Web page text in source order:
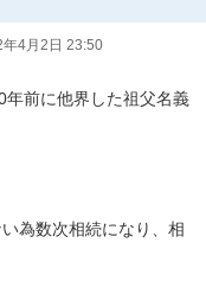
4月2日 23:50
前に他界した祖父名義
為数次相続になり、相